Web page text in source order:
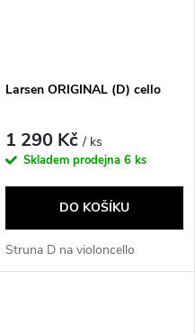
Larsen ORIGINAL (D) cello
1 290 Kč/ ks
Skladem prodejna 6 ks
DO KOŠÍKU
Struna D na violoncello